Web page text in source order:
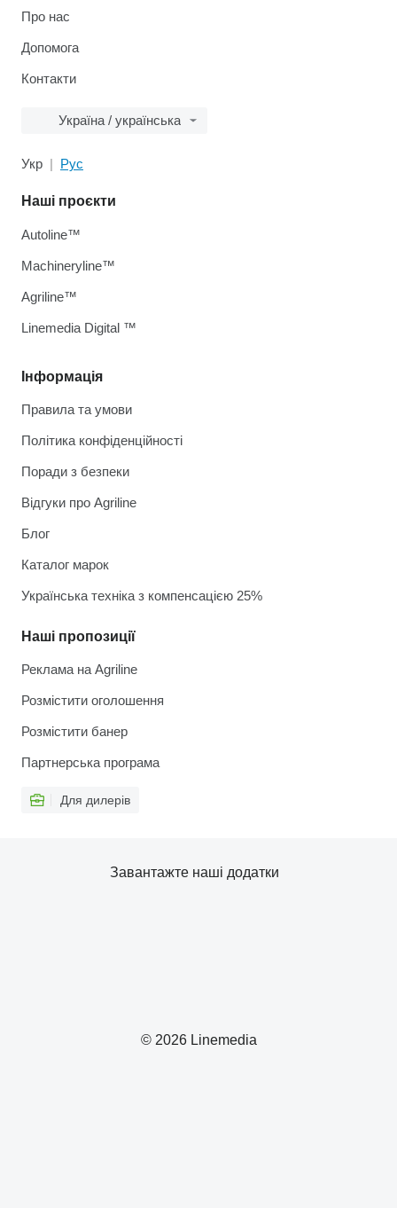
Про нас
Допомога
Контакти
Україна / українська
Укр Рус
Інформація
Правила та умови
Політика конфіденційності
Поради з безпеки
Відгуки про Agriline
Блог
Каталог марок
Українська техніка з компенсацією 25%
Наші пропозиції
Реклама на Agriline
Розмістити оголошення
Розмістити банер
Партнерська програма
Для дилерів
Наші проєкти
Autoline™
Machineryline™
Agriline™
Linemedia Digital ™
© 2026 Linemedia
Завантажте наші додатки